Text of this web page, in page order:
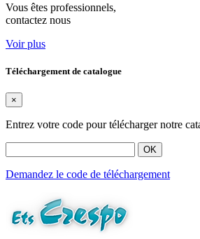
Vous êtes professionnels,
contactez nous
Voir plus
Téléchargement de catalogue
×
Entrez votre code pour télécharger notre
OK
Demandez le code de téléchargement